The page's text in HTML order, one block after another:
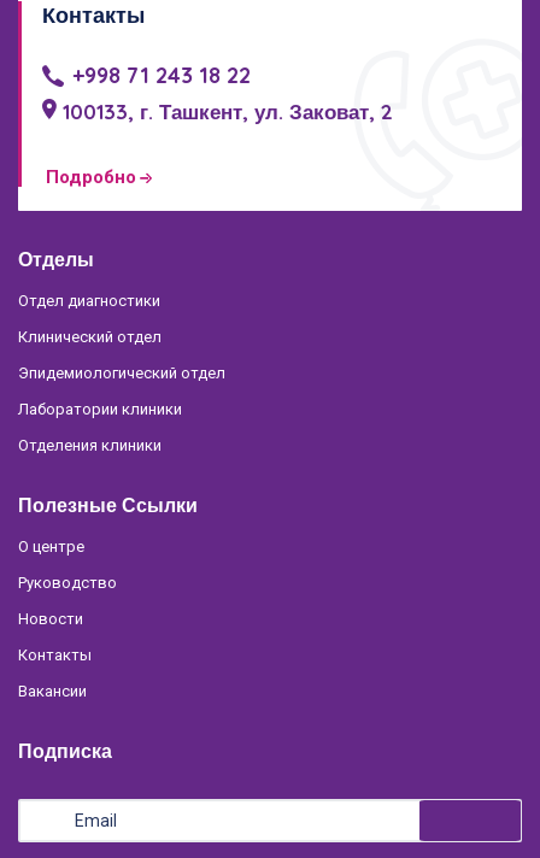
Контакты
+998 71 243 18 22
100133, г. Ташкент, ул. Заковат, 2
Подробно
Отделы
Отдел диагностики
Клинический отдел
Эпидемиологический отдел
Лаборатории клиники
Отделения клиники
Полезные Ссылки
О центре
Руководство
Новости
Контакты
Вакансии
Подписка